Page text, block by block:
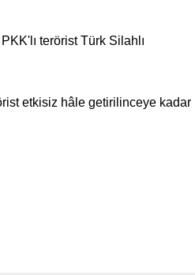
terörist Türk Silahlı
etkisiz hâle getirilinceye kadar